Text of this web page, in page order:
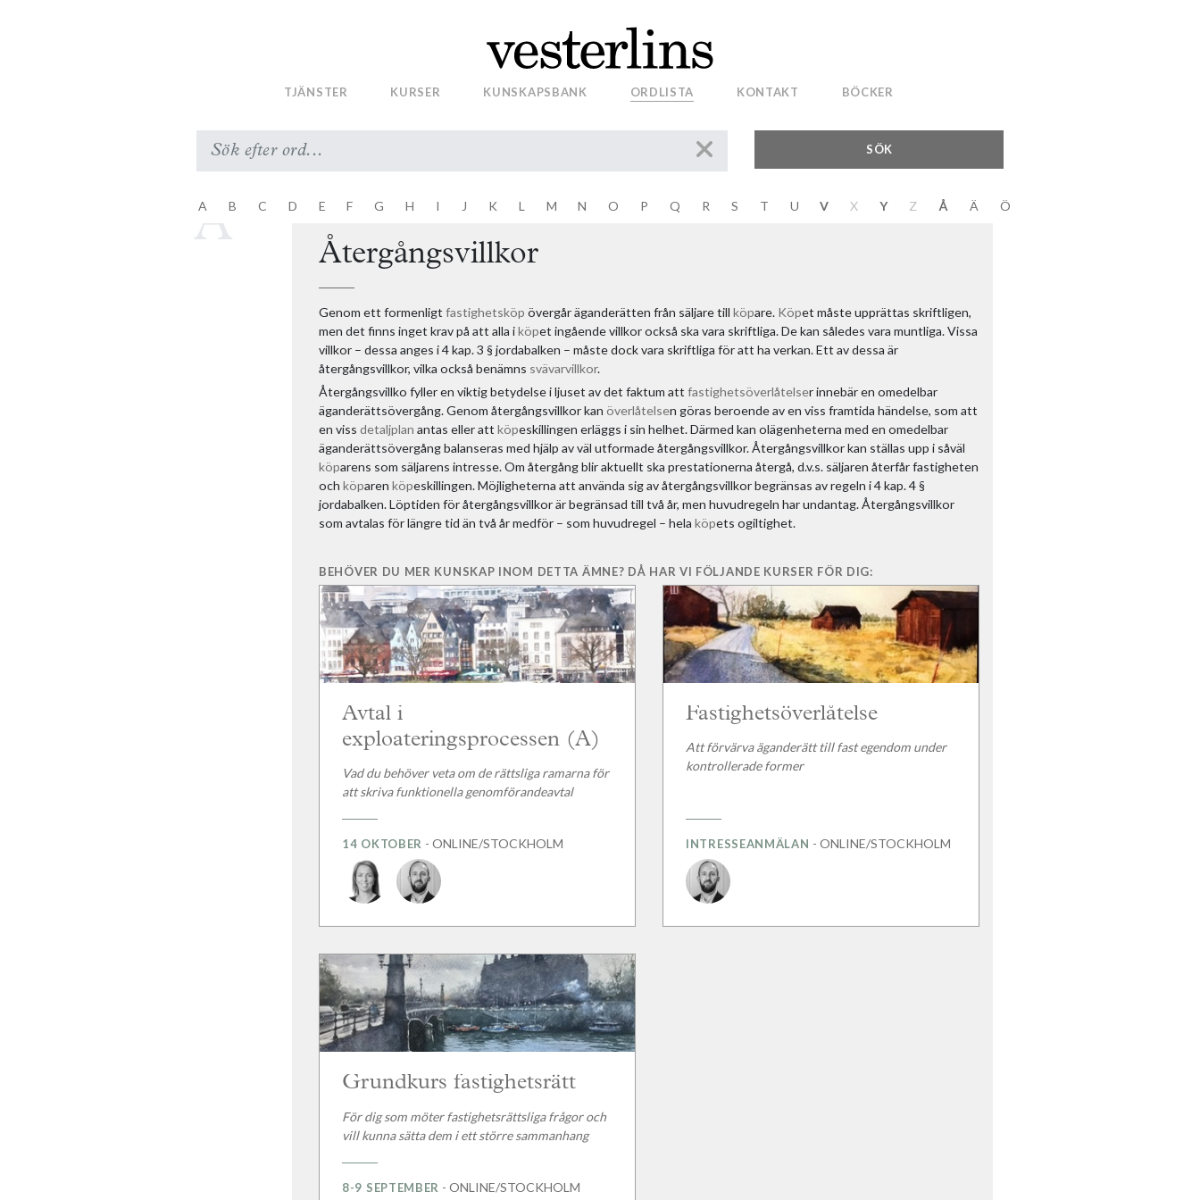
TJÄNSTER KURSER KUNSKAPSBANK ORDLISTA KONTAKT BÖCKER
SÖK
A B C D E F G H I J K L M N O P Q R S T U V X Y Z Å Ä Ö
Vite
Y
Å Åkernormen
Återgångsvillkor
Genom ett formenligt fastighetsköp övergår äganderätten från säljare till köpare. Köpet måste upprättas skriftligen,
men det finns inget krav på att alla iköpet ingående villkor också ska vara skriftliga. De kan således vara muntliga. Vissa
villkor – dessa anges i 4 kap. 3 § jordabalken – måste dock vara skriftliga för att ha verkan. Ett av dessa är
återgångsvillkor, vilka också benämns svävarvillkor.
Återgångsvillko fyller en viktig betydelse i ljuset av det faktum att fastighetsöverlåtelser innebär en omedelbar
äganderättsövergång. Genom återgångsvillkor kan överlåtelsen göras beroende av en viss framtida händelse, som att
en viss detaljplan antas eller att köpeskillingen erläggs i sin helhet. Därmed kan olägenheterna med en omedelbar
äganderättsövergång balanseras med hjälp av väl utformade återgångsvillkor. Återgångsvillkor kan ställas upp i såväl
köparens som säljarens intresse. Om återgång blir aktuellt ska prestationerna återgå, d.v.s. säljaren återfår fastigheten
och köparen köpeskillingen. Möjligheterna att använda sig av återgångsvillkor begränsas av regeln i 4 kap. 4 §
jordabalken. Löptiden för återgångsvillkor är begränsad till två år, men huvudregeln har undantag. Återgångsvillkor
som avtalas för längre tid än två år medför – som huvudregel – hela köpets ogiltighet.
BEHÖVER DU MER KUNSKAP INOM DETTA ÄMNE? DÅ HAR VI FÖLJANDE KURSER FÖR DIG:
Avtal i
exploateringsprocessen (A)
Vad du behöver veta om de rättsliga ramarna för
att skriva funktionella genomförandeavtal
14 OKTOBER - ONLINE/STOCKHOLM
Fastighetsöverlåtelse
Att förvärva äganderätt till fast egendom under
kontrollerade former
INTRESSEANMÄLAN - ONLINE/STOCKHOLM
Grundkurs fastighetsrätt
För dig som möter fastighetsrättsliga frågor och
vill kunna sätta dem i ett större sammanhang
8-9 SEPTEMBER - ONLINE/STOCKHOLM